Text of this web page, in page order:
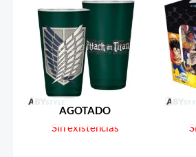
AGOTADO
Sin existencias